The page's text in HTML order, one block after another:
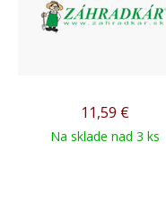
11,59 €
Na sklade nad 3 ks